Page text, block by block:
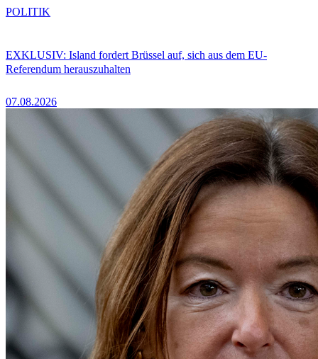
EXKLUSIV: Island fordert Brüssel auf, sich aus dem EU-
Referendum herauszuhalten
07.08.2026
POLITIK